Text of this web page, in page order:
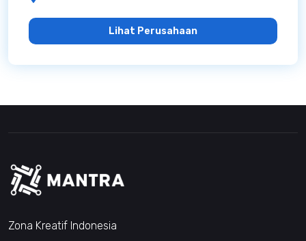
Lihat Perusahaan
Zona Kreatif Indonesia